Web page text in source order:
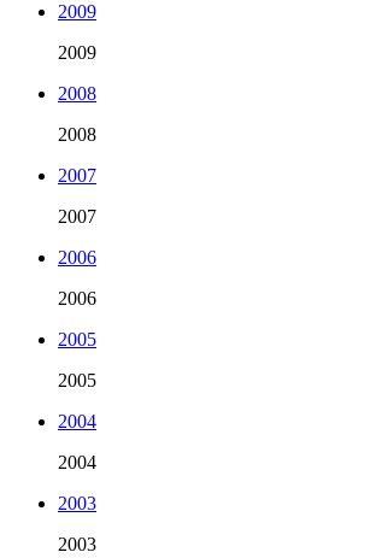
2009
2009
2008
2008
2007
2007
2006
2006
2005
2005
2004
2004
2003
2003